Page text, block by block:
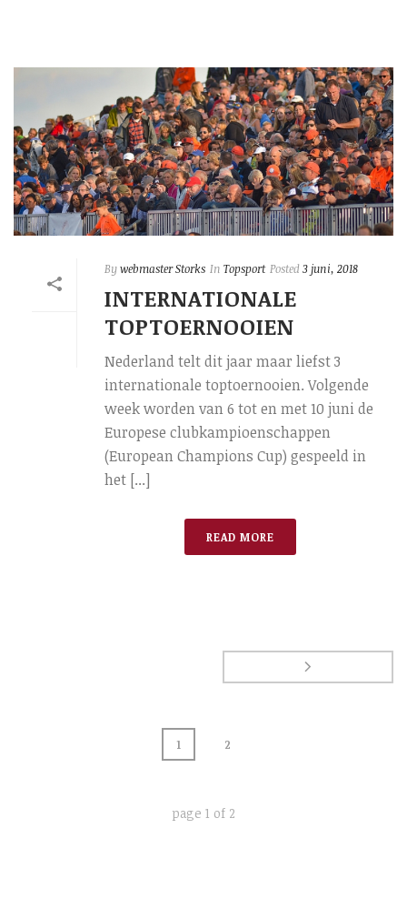
Bywebmaster Storks In Topsport Posted 3 juni, 2018
INTERNATIONALE
TOPTOERNOOIEN
Nederland telt dit jaar maar liefst 3
internationale toptoernooien. Volgende
week worden van 6 tot en met 10 juni de
Europese clubkampioenschappen
(European Champions Cup) gespeeld in
het [...]
READ MORE
1 2
page 1 of 2